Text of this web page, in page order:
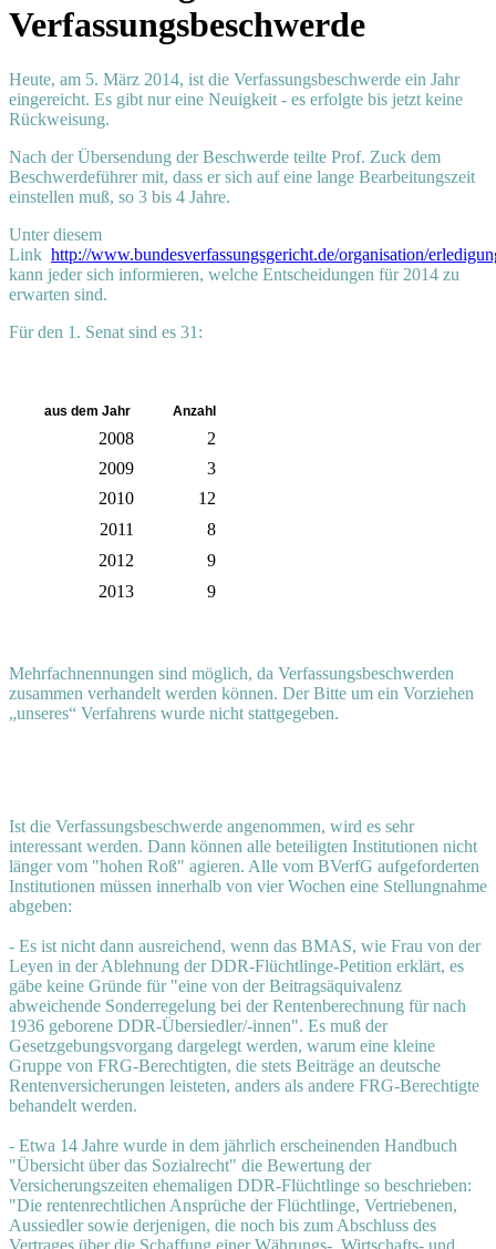
Verfassungsbeschwerde
Heute, am 5. März 2014, ist die Verfassungsbeschwerde ein Jahr
eingereicht. Es gibt nur eine Neuigkeit - es erfolgte bis jetzt keine
Rückweisung.
Nach der Übersendung der Beschwerde teilte Prof. Zuck dem
Beschwerdeführer mit, dass er sich auf eine lange Bearbeitungszeit
einstellen muß, so 3 bis 4 Jahre.
Unter diesem
Link http://www.bundesverfassungsgericht.de/organisation/
kann jeder sich informieren, welche Entscheidungen für 2014 zu
erwarten sind.
Für den 1. Senat sind es 31:
aus dem Jahr Anzahl
2008
2
2009
3
2010
12
2011
8
2012
9
2013
9
Mehrfachnennungen sind möglich, da Verfassungsbeschwerden
zusammen verhandelt werden können. Der Bitte um ein Vorziehen
„unseres“ Verfahrens wurde nicht stattgegeben.
Ist die Verfassungsbeschwerde angenommen, wird es sehr
interessant werden. Dann können alle beteiligten Institutionen nicht
länger vom "hohen Roß" agieren. Alle vom BVerfG aufgeforderten
Institutionen müssen innerhalb von vier Wochen eine Stellungnahme
abgeben:
- Es ist nicht dann ausreichend, wenn das BMAS, wie Frau von der
Leyen in der Ablehnung der DDR-Flüchtlinge-Petition erklärt, es
gäbe keine Gründe für "eine von der Beitragsäquivalenz
abweichende Sonderregelung bei der Rentenberechnung für nach
1936 geborene DDR-Übersiedler/-innen". Es muß der
Gesetzgebungsvorgang dargelegt werden, warum eine kleine
Gruppe von FRG-Berechtigten, die stets Beiträge an deutsche
Rentenversicherungen leisteten, anders als andere FRG-Berechtigte
behandelt werden.
- Etwa 14 Jahre wurde in dem jährlich erscheinenden Handbuch
"Übersicht über das Sozialrecht" die Bewertung der
Versicherungszeiten ehemaligen DDR-Flüchtlinge so beschrieben:
"Die rentenrechtlichen Ansprüche der Flüchtlinge, Vertriebenen,
Aussiedler sowie derjenigen, die noch bis zum Abschluss des
Vertrages über die Schaffung einer Währungs-, Wirtschafts- und